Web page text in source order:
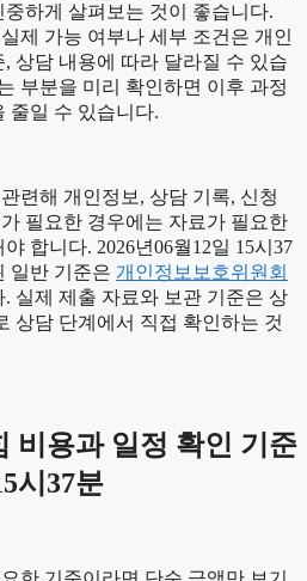
하게 살펴보는 것이 좋습니다.
제 가능 여부나 세부 조건은 개인
상담 내용에 따라 달라질 수 있습
부분을 미리 확인하면 이후 과정
줄일 수 있습니다.
련해 개인정보, 상담 기록, 신청
필요한 경우에는 자료가 필요한
합니다. 2026년06월12일 15시37
일반 기준은 개인정보보호위원회
실제 제출 자료와 보관 기준은 상
상담 단계에서 직접 확인하는 것
비용과 일정 확인 기준
시37분